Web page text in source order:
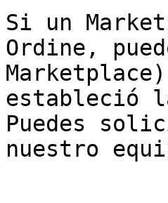
Si un
Ordine,
estableció
Puedes
nuestro